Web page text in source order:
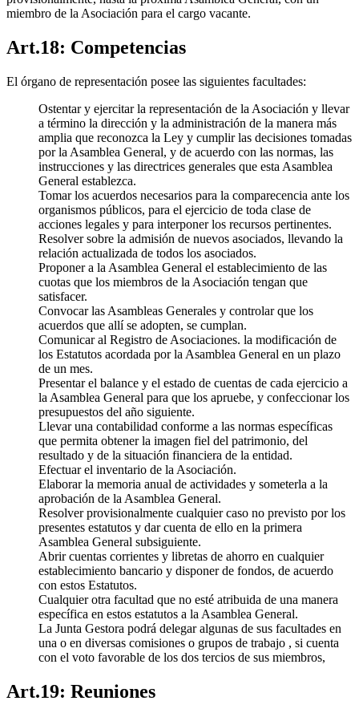
miembro de la Asociación para el cargo vacante.
Art.18: Competencias
El órgano de representación posee las siguientes facultades:
Ostentar y ejercitar la representación de la Asociación y llevar
a término la dirección y la administración de la manera más
amplia que reconozca la Ley y cumplir las decisiones tomadas
por la Asamblea General, y de acuerdo con las normas, las
instrucciones y las directrices generales que esta Asamblea
General establezca.
Tomar los acuerdos necesarios para la comparecencia ante los
organismos públicos, para el ejercicio de toda clase de
acciones legales y para interponer los recursos pertinentes.
Resolver sobre la admisión de nuevos asociados, llevando la
relación actualizada de todos los asociados.
Proponer a la Asamblea General el establecimiento de las
cuotas que los miembros de la Asociación tengan que
satisfacer.
Convocar las Asambleas Generales y controlar que los
acuerdos que allí se adopten, se cumplan.
Comunicar al Registro de Asociaciones. la modificación de
los Estatutos acordada por la Asamblea General en un plazo
de un mes.
Presentar el balance y el estado de cuentas de cada ejercicio a
la Asamblea General para que los apruebe, y confeccionar los
presupuestos del año siguiente.
Llevar una contabilidad conforme a las normas específicas
que permita obtener la imagen fiel del patrimonio, del
resultado y de la situación financiera de la entidad.
Efectuar el inventario de la Asociación.
Elaborar la memoria anual de actividades y someterla a la
aprobación de la Asamblea General.
Resolver provisionalmente cualquier caso no previsto por los
presentes estatutos y dar cuenta de ello en la primera
Asamblea General subsiguiente.
Abrir cuentas corrientes y libretas de ahorro en cualquier
establecimiento bancario y disponer de fondos, de acuerdo
con estos Estatutos.
Cualquier otra facultad que no esté atribuida de una manera
específica en estos estatutos a la Asamblea General.
La Junta Gestora podrá delegar algunas de sus facultades en
una o en diversas comisiones o grupos de trabajo , si cuenta
con el voto favorable de los dos tercios de sus miembros,
Art.19: Reuniones